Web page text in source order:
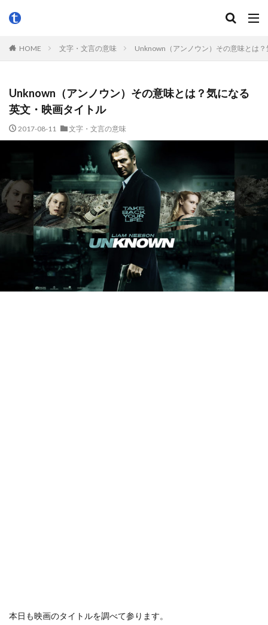
HOME 文字・文言の意味 Unknown（アンノウン）その意味とは
Unknown（アンノウン）その意味とは？気になる
英文・映画タイトル
2017-08-11 文字・文言の意味
本日も映画のタイトルを調べて参ります。